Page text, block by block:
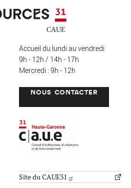
Accueil du lundi au vendredi
9h - 12h / 14h - 17h
Mercredi : 9h - 12h
NOUS CONTACTER
Site du CAUE31